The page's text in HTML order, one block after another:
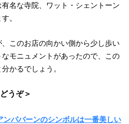
名な寺院、ワット・シェントーン
。
このお店の向かい側から少し歩い
モニュメントがあったので、この
かるでしょう。
うぞ＞
ンパバーンのシンボルは一番美しい